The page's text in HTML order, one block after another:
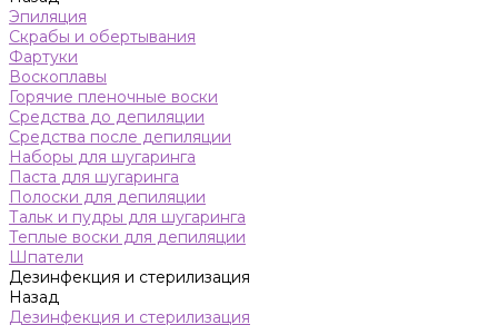
Эпиляция
Скрабы и обертывания
Фартуки
Воскоплавы
Горячие пленочные воски
Средства до депиляции
Средства после депиляции
Наборы для шугаринга
Паста для шугаринга
Полоски для депиляции
Тальк и пудры для шугаринга
Теплые воски для депиляции
Шпатели
Дезинфекция и стерилизация
Назад
Дезинфекция и стерилизация